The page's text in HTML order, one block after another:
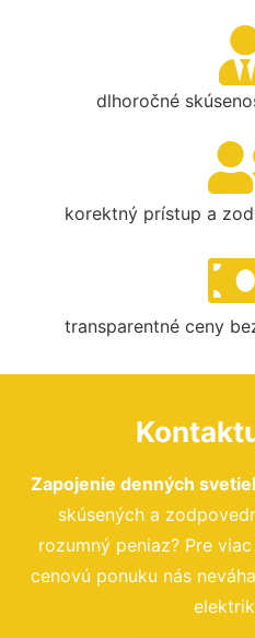
dlhoročné
korektný prístup a
transparentné ceny
Zapojenie denných
skúsených a
rozumný peniaz? Pre
cenovú ponuku nás